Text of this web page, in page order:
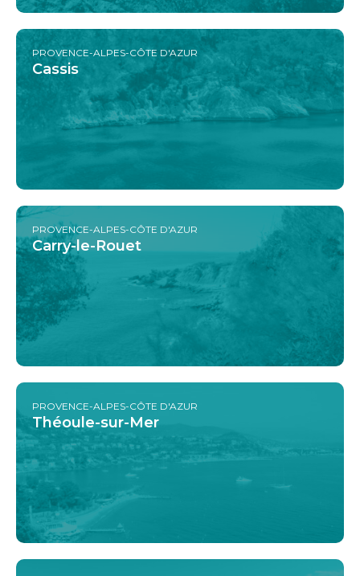
PROVENCE-ALPES-CÔTE D'AZUR
Cassis
PROVENCE-ALPES-CÔTE D'AZUR
Carry-le-Rouet
PROVENCE-ALPES-CÔTE D'AZUR
Théoule-sur-Mer